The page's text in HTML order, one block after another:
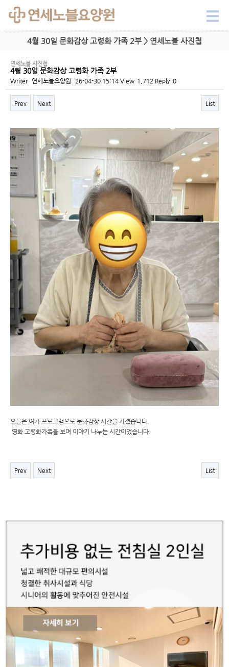
4월 30일 문화감상 고령화 가족 2부 > 연세노블 사진첩
연세노블 사진첩
4월 30일 문화감상 고령화 가족 2부
Writer 연세노블요양원 26-04-30 15:14 View 1,712 Reply 0
Prev Next List
Content
오늘은 여가 프로그램으로 문화감상 시간을 가졌습니다.
영화 고령화가족을 보며 이야기 나누는 시간이었습니다.
Prev Next List